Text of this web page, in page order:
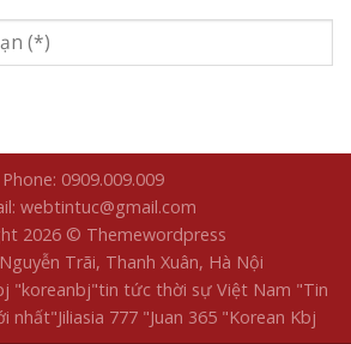
Phone: 0909.009.009
webtintuc@gmail.com
2026 © Themewordpress
Trãi, Thanh Xuân, Hà Nội
"koreanbj​"tin tức thời sự Việt Nam "Tin
nhất​"Jiliasia 777 "Juan 365 "Korean Kbj